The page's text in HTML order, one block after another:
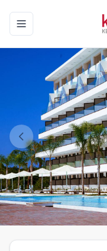
Toggle navigation